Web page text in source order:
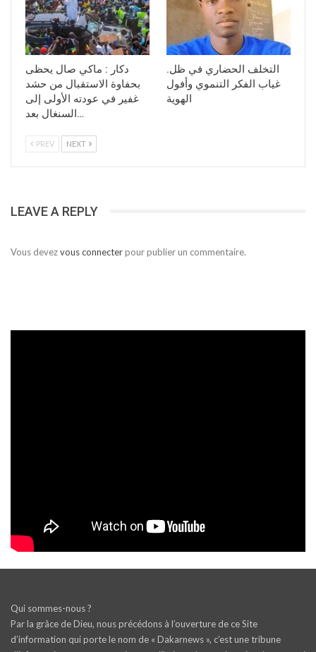
دكار : ماكي صال يحظى
بحفاوة الاستقبال من حشد
غفير في عودته الأولى إلى
السنغال بعد…
.التخلف الحضاري في ظل
غياب الفكر التنموي وأفول
الهوية
PREV NEXT
LEAVE A REPLY
Vous devezvous connecterpour publier un commentaire.
Qui sommes-nous ?
Par la grâce de Dieu, nous précédons à l’ouverture de ce Site
d’information qui porte le nom de « Dakarnews », c’est une tribune